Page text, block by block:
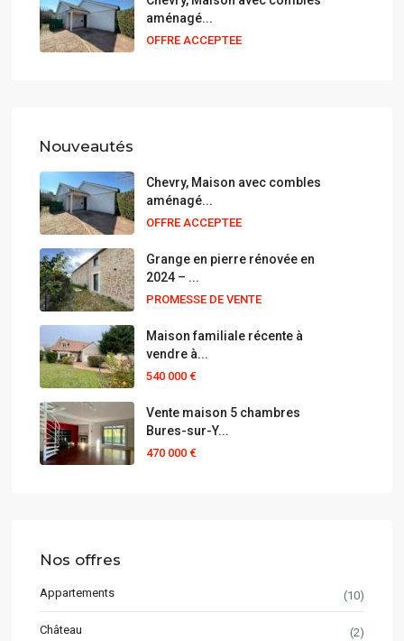
aménagé...
OFFRE ACCEPTEE
Nouveautés
Chevry, Maison avec combles
aménagé...
OFFRE ACCEPTEE
Grange en pierre rénovée en
2024 – ...
PROMESSE DE VENTE
Maison familiale récente à
vendre à...
540 000 €
Vente maison 5 chambres
Bures-sur-Y...
470 000 €
Nos offres
Appartements (10)
Château (2)